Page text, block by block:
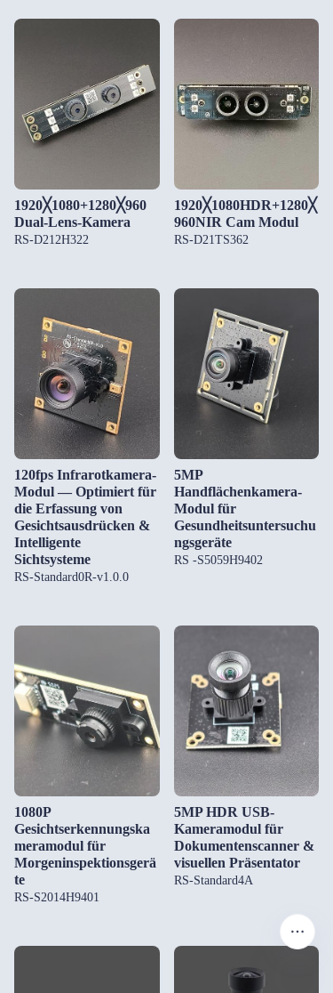
1920╳1080+1280╳960
Dual-Lens-Kamera
RS-D212H322
1920╳1080HDR+1280╳
960NIR Cam Modul
RS-D21TS362
120fps Infrarotkamera-
Modul — Optimiert für
die Erfassung von
Gesichtsausdrücken &
Intelligente
Sichtsysteme
RS-Standard0R-v1.0.0
5MP
Handflächenkamera-
Modul für
Gesundheitsuntersuchu
ngsgeräte
RS -S5059H9402
1080P
Gesichtserkennungska
meramodul für
Morgeninspektionsgerä
te
RS-S2014H9401
5MP HDR USB-
Kameramodul für
Dokumentenscanner &
visuellen Präsentator
RS-Standard4A